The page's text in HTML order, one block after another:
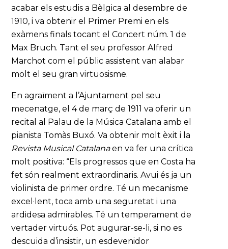
acabar els estudis a Bèlgica al desembre de
1910, i va obtenir el Primer Premi en els
exàmens finals tocant el Concert núm. 1 de
Max Bruch. Tant el seu professor Alfred
Marchot com el públic assistent van alabar
molt el seu gran virtuosisme.
En agraïment a l’Ajuntament pel seu
mecenatge, el 4 de març de 1911 va oferir un
recital al Palau de la Música Catalana amb el
pianista Tomàs Buxó. Va obtenir molt èxit i la
Revista Musical Catalanaen va fer una crítica
molt positiva: “Els progressos que en Costa ha
fet són realment extraordinaris. Avui és ja un
violinista de primer ordre. Té un mecanisme
excel·lent, toca amb una seguretat i una
ardidesa admirables. Té un temperament de
vertader virtuós. Pot augurar-se-li, si no es
descuida d’insistir, un esdevenidor